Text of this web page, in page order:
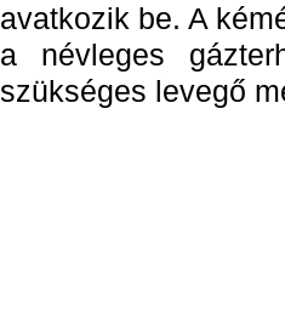
avatkozik be. A
a névleges
szükséges levegő